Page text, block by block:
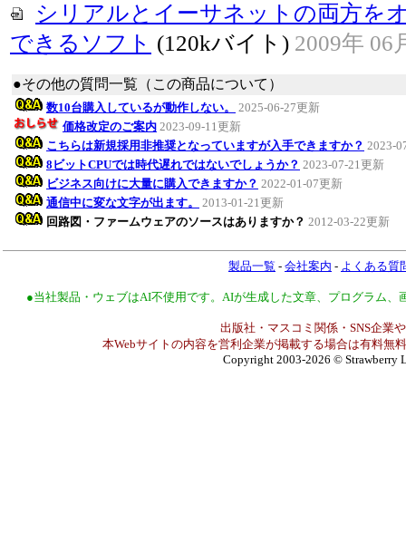
シリアルとイーサネットの両方を
できるソフト (120kバイト) 2009年 06
●その他の質問一覧（この商品について）
数10台購入しているが動作しない。
2025-06-27更新
価格改定のご案内 2023-09-11更新
こちらは新規採用非推奨となっていますが入手できますか？ 2023-
8ビットCPUでは時代遅れではないでしょうか？ 2023-07-21更新
ビジネス向けに大量に購入できますか？ 2022-01-07更新
通信中に変な文字が出ます。
2013-01-21更新
回路図・ファームウェアのソースはありますか？ 2012-03-22更新
製品一覧 - 会社案内 - よくある質
●当社製品・ウェブはAI不使用です。AIが生成した文章、プログラム
出版社・マスコミ関係・SNS企業
本Webサイトの内容を営利企業が掲載する場合は有料無
Copyright 2003-2026 © Strawberry